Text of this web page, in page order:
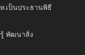
.เป็นประธานพิธี
พัฒนาสิ่ง